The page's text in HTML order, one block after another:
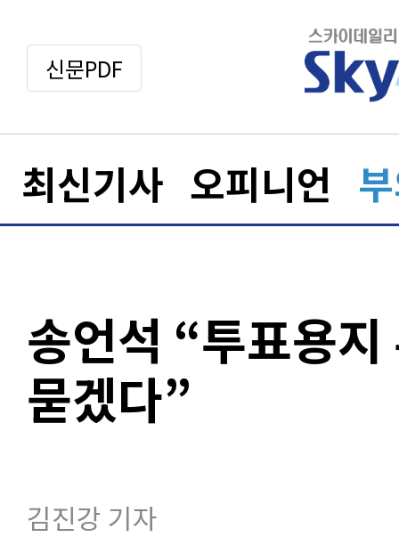
신문PDF
최신기사 오피니언
송언석 “투표용
묻겠다”
김진강 기자